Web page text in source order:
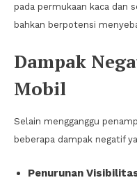
pada permukaan kaca dan
bahkan berpotensi
Dampak
Mobil
Selain mengganggu
beberapa dampak negatif
Penurunan